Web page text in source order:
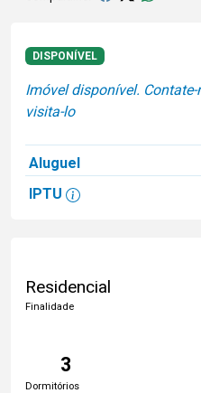
DISPONÍVEL
Imóvel disponível.
visita-lo
Aluguel
IPTU
Residencial
Finalidade
3
Dormitórios